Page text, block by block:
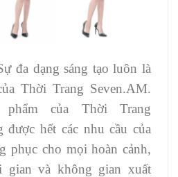
đa dạng sáng tạo luôn là
Thời Trang Seven.AM.
của Thời Trang
được hết các nhu cầu của
phục cho mọi hoàn cảnh,
gian và không gian xuất